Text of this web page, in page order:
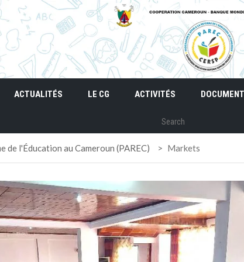
ACTUALITÉS LE CG ACTIVITÉS
de l'Éducation au Cameroun (PAREC) > Markets